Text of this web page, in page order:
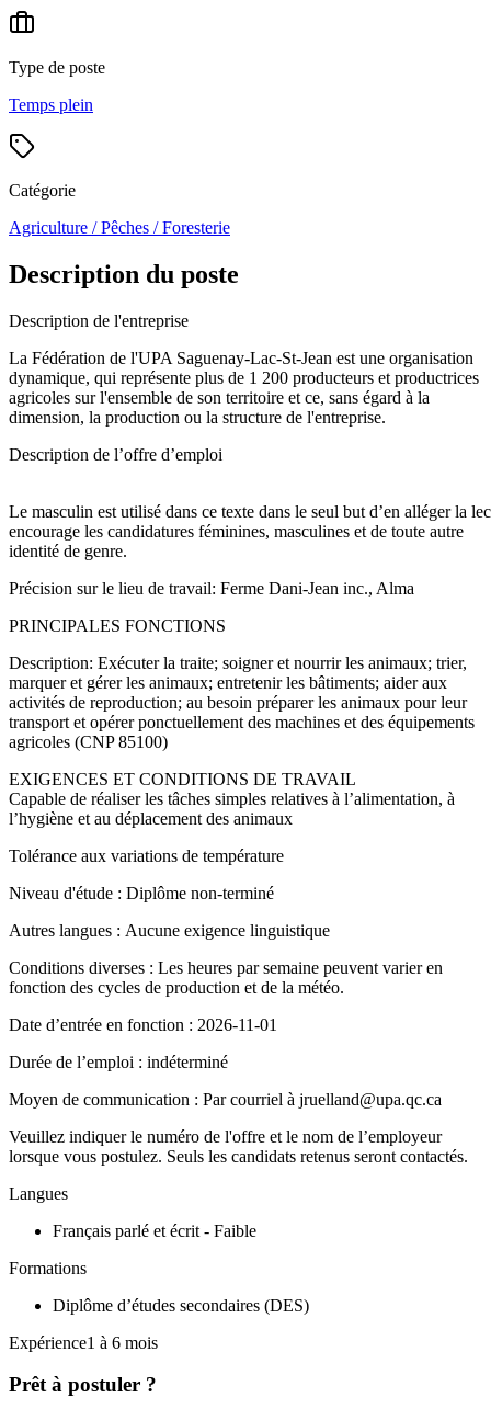
Type de poste
Temps plein
Catégorie
Agriculture / Pêches / Foresterie
Description du poste
Description de l'entreprise
La Fédération de l'UPA Saguenay-Lac-St-Jean est une organisation
dynamique, qui représente plus de 1 200 producteurs et productrices
agricoles sur l'ensemble de son territoire et ce, sans égard à la
dimension, la production ou la structure de l'entreprise.
Description de l’offre d’emploi
Le masculin est utilisé dans ce texte dans le seul but d’en alléger la
encourage les candidatures féminines, masculines et de toute autre
identité de genre.
Précision sur le lieu de travail: Ferme Dani-Jean inc., Alma
PRINCIPALES FONCTIONS
Description: Exécuter la traite; soigner et nourrir les animaux; trier,
marquer et gérer les animaux; entretenir les bâtiments; aider aux
activités de reproduction; au besoin préparer les animaux pour leur
transport et opérer ponctuellement des machines et des équipements
agricoles (CNP 85100)
EXIGENCES ET CONDITIONS DE TRAVAIL
Capable de réaliser les tâches simples relatives à l’alimentation, à
l’hygiène et au déplacement des animaux
Tolérance aux variations de température
Niveau d'étude : Diplôme non-terminé
Autres langues : Aucune exigence linguistique
Conditions diverses : Les heures par semaine peuvent varier en
fonction des cycles de production et de la météo.
Date d’entrée en fonction : 2026-11-01
Durée de l’emploi : indéterminé
Moyen de communication : Par courriel à jruelland@upa.qc.ca
Veuillez indiquer le numéro de l'offre et le nom de l’employeur
lorsque vous postulez. Seuls les candidats retenus seront contactés.
Langues
Français parlé et écrit - Faible
Formations
Diplôme d’études secondaires (DES)
Expérience1 à 6 mois
Prêt à postuler ?